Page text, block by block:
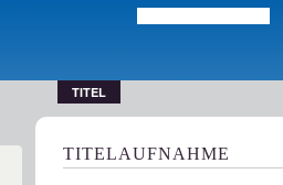
TITEL
TITELAUFNAHME